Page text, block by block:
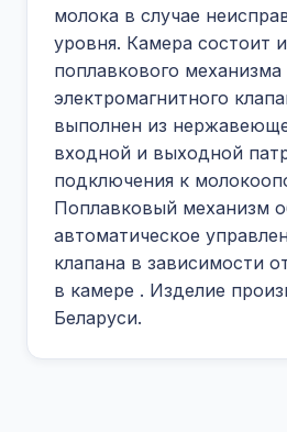
молока в случае
уровня. Камера состоит
поплавкового механизма
электромагнитного
выполнен из
входной и выходной
подключения к
Поплавковый механизм
автоматическое
клапана в зависимости
в камере . Изделие
Беларуси.